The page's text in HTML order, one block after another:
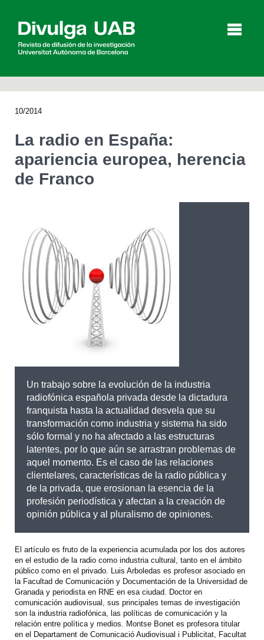
Agenda
10/2014
La radio en España:
apariencia europea, herencia
de Franco
Un trabajo sobre la evolución de la industria
radiofónica española privada desde la dictadura
franquista hasta la actualidad desvela que su
transformación como industria y sistema ha sido
sólo formal y no ha afectado a las estructuras
latentes, por lo que aún se arrastran problemas de
aquel momento. Es el caso de las relaciones
clientelares, características de la radio pública y
de la privada, que erosionan la esencia de la
profesión periodística y afectan a la creación de
opinión pública y al pluralismo de opiniones.
El artículo es fruto de la experiencia acumulada por los dos autores
en el estudio de la radio como industria cultural, tanto en el ámbito
público como en el privado. Luis Arboledas es profesor asociado en
la Facultad de Comunicación y Documentación de la Universidad de
Granada y periodista en RNE en esa ciudad. Doctor en
comunicación audiovisual, sus principales temas de investigación
son la industria radiofónica, las políticas de comunicación y la
relación entre política y medios. Montse Bonet es profesora titular
en el Departament de Comunicació Audiovisual i Publicitat, Facultat